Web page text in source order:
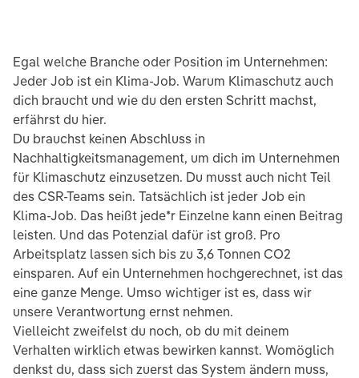
Egal welche Branche oder Position im Unternehmen:
Jeder Job ist ein Klima-Job. Warum Klimaschutz auch
dich braucht und wie du den ersten Schritt machst,
erfährst du hier.
Du brauchst keinen Abschluss in
Nachhaltigkeitsmanagement, um dich im Unternehmen
für Klimaschutz einzusetzen. Du musst auch nicht Teil
des CSR-Teams sein. Tatsächlich ist jeder Job ein
Klima-Job. Das heißt jede*r Einzelne kann einen Beitrag
leisten. Und das Potenzial dafür ist groß. Pro
Arbeitsplatz lassen sich bis zu 3,6 Tonnen CO2
einsparen. Auf ein Unternehmen hochgerechnet, ist das
eine ganze Menge. Umso wichtiger ist es, dass wir
unsere Verantwortung ernst nehmen.
Vielleicht zweifelst du noch, ob du mit deinem
Verhalten wirklich etwas bewirken kannst. Womöglich
denkst du, dass sich zuerst das System ändern muss,